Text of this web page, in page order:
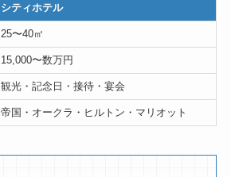
シティホテル
25〜40㎡
15,000〜数万円
観光・記念日・接待・宴会
帝国・オークラ・ヒルトン・マリオット